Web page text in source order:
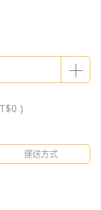
)
運送方式